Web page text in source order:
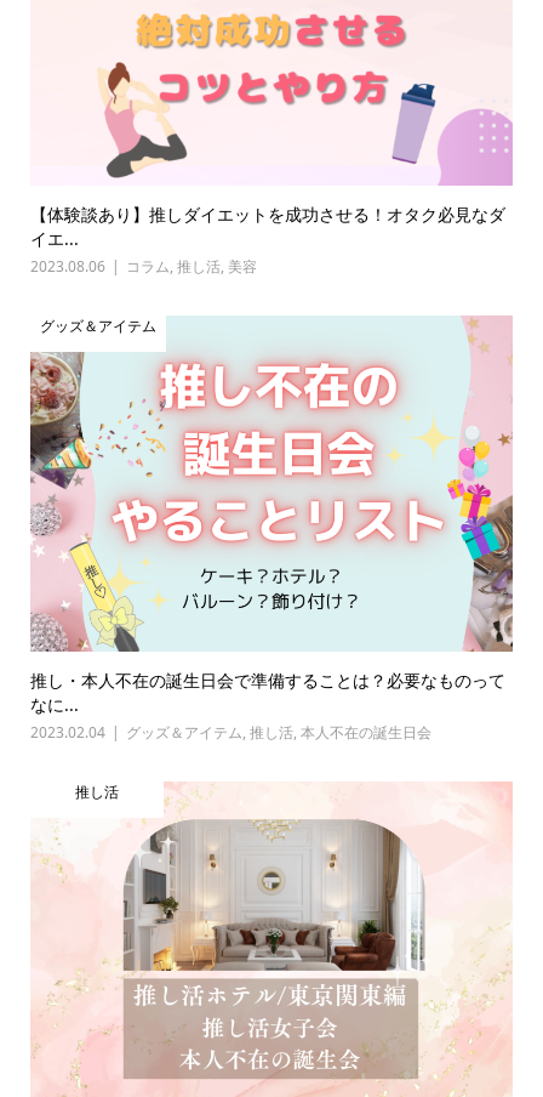
【体験談あり】推しダイエットを成功させる！オタク必見なダ
イエ...
2023.08.06 コラム, 推し活, 美容
グッズ＆アイテム
推し・本人不在の誕生日会で準備することは？必要なものって
なに...
2023.02.04 グッズ＆アイテム, 推し活, 本人不在の誕生日会
推し活